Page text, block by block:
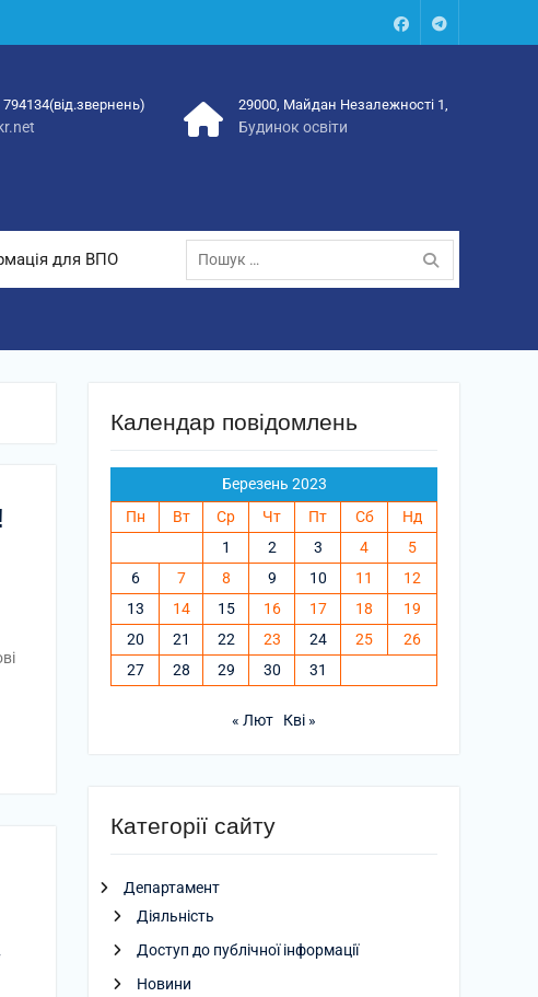
FacebookTalegram
29000, Майдан Незалежності 1,
Будинок освіти
для ВПО
Пошук:
Календар повідомлень
Березень 2023
Пн
Вт Ср Чт Пт Сб
Нд
1
2 3 4
5
6
7 8 9 10 11
12
13
14 15 16 17 18
19
20
21 22 23 24 25
26
27
28 29 30 31
« Лют Кві »
Категорії сайту
Департамент
Діяльність
Доступ до публічної інформації
Новини